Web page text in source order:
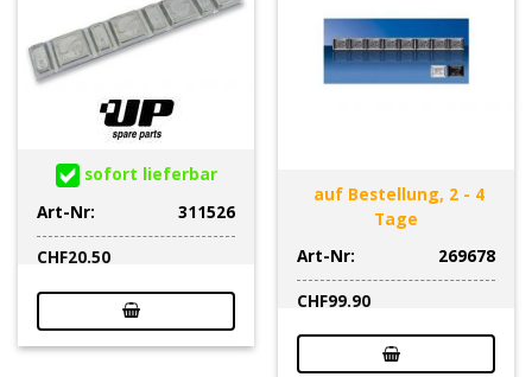
sofort lieferbar
Art-Nr:
311526
CHF20.50
auf Bestellung, 2 - 4
Tage
Art-Nr:
269678
CHF99.90